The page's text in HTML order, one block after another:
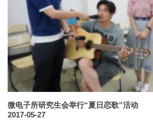
微电子所研究生会举行“夏日恋歌”活动
2017-05-27